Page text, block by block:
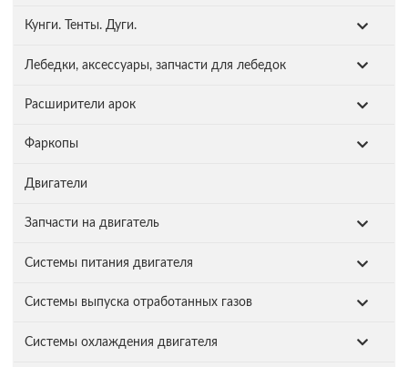
Кунги. Тенты. Дуги.
Лебедки, аксессуары, запчасти для лебедок
Расширители арок
Фаркопы
Двигатели
Запчасти на двигатель
Системы питания двигателя
Системы выпуска отработанных газов
Системы охлаждения двигателя